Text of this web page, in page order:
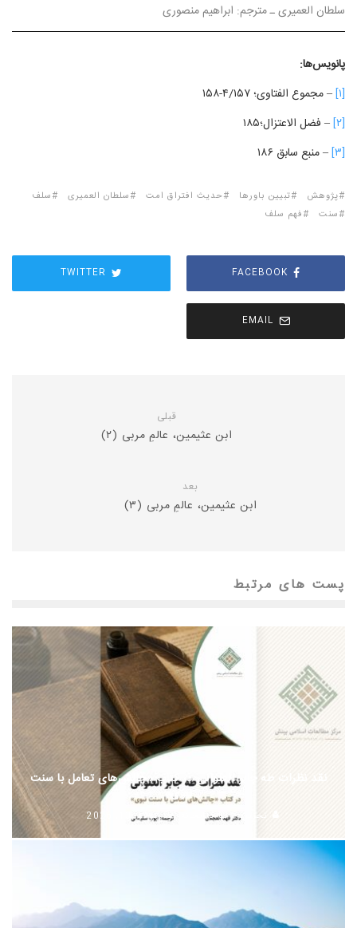
سلطان العمیری ـ مترجم: ابراهیم منصوری
پانویس‌ها:
[۱] – مجموع الفتاوی؛ ۴/۱۵۷-۱۵۸
[۲]
– فضل الاعتزال؛۱۸۵
[۳]
– منبع سابق ۱۸۶
پژوهش تبیین باورها حدیث افتراق امت سلطان العمیری
سلف
سنت
فهم سلف
FACEBOOK
TWITTER
EMAIL
قبلی
ابن عثیمین، عالمِ مربی (۲)
بعد
ابن عثیمین، عالمِ مربی (۳)
پست های مرتبط
نقد نظرات طه جابر العلوانی در کتاب «چالش‌های تعامل با سنت
نبوی»
تحریریه كتابخانه جولای 13, 2026